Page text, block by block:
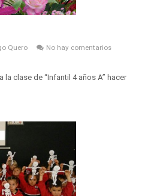
Quero
No hay comentarios
clase de “Infantil 4 años A” hacer